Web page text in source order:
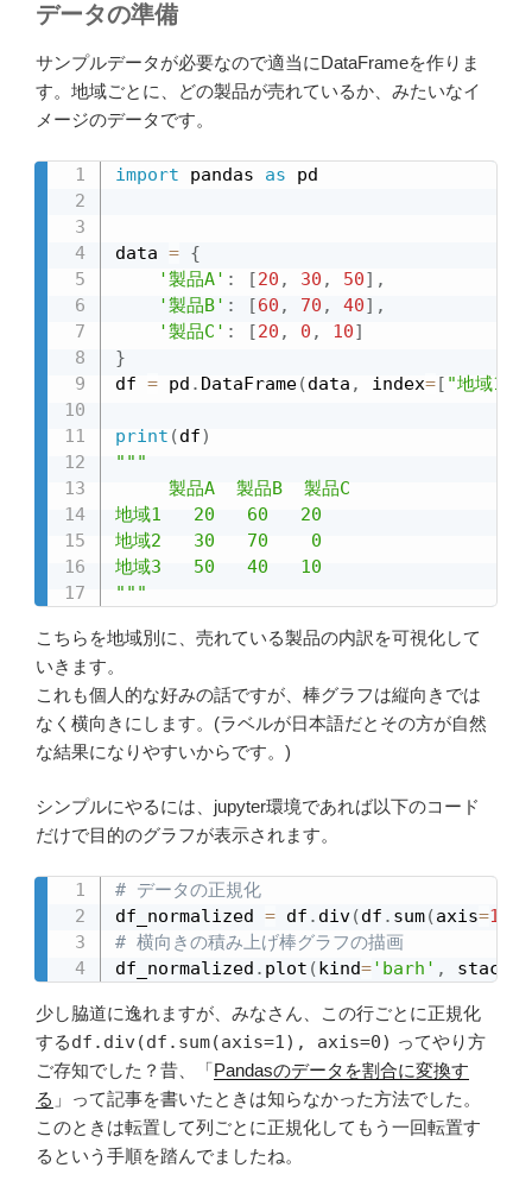
データの準備
サンプルデータが必要なので適当にDataFrameを作りま
す。地域ごとに、どの製品が売れているか、みたいなイ
メージのデータです。
import pandas as pd
data = {
'製品A' : [20 , 30 , 50] ,
'製品B' : [60 , 70 , 40] ,
'製品C' : [20 , 0 , 10]
}
df = pd . DataFrame(data , index=[ "地域1"
print (df)
"""
     製品A  製品B  製品C
地域1   20   60   20
地域2   30   70    0
地域3   50   40   10
"""
こちらを地域別に、売れている製品の内訳を可視化して
いきます。
これも個人的な好みの話ですが、棒グラフは縦向きでは
なく横向きにします。(ラベルが日本語だとその方が自然
な結果になりやすいからです。)
シンプルにやるには、jupyter環境であれば以下のコード
だけで目的のグラフが表示されます。
# データの正規化
df_normalized = df . div(df . sum(axis=1
# 横向きの積み上げ棒グラフの描画
df_normalized . plot (kind='barh' , stacked
少し脇道に逸れますが、みなさん、この行ごとに正規化
するdf.div(df.sum(axis=1), axis=0) ってやり方
ご存知でした？昔、「Pandasのデータを割合に変換す
る 」って記事を書いたときは知らなかった方法でした。
このときは転置して列ごとに正規化してもう一回転置す
るという手順を踏んでましたね。